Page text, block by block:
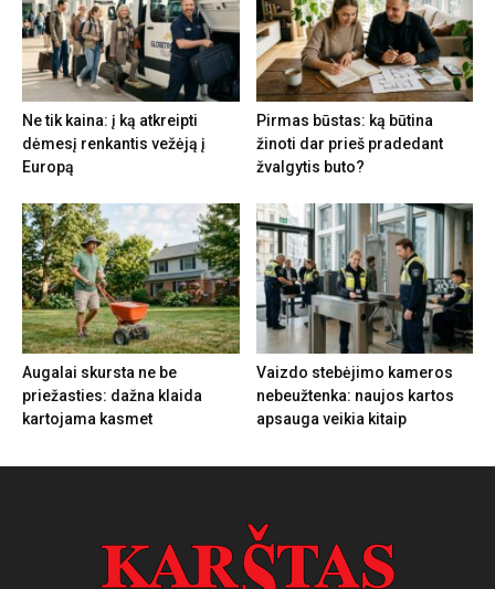
Ne tik kaina: į ką atkreipti
dėmesį renkantis vežėją į
Europą
Pirmas būstas: ką būtina
žinoti dar prieš pradedant
žvalgytis buto?
Augalai skursta ne be
priežasties: dažna klaida
kartojama kasmet
Vaizdo stebėjimo kameros
nebeužtenka: naujos kartos
apsauga veikia kitaip